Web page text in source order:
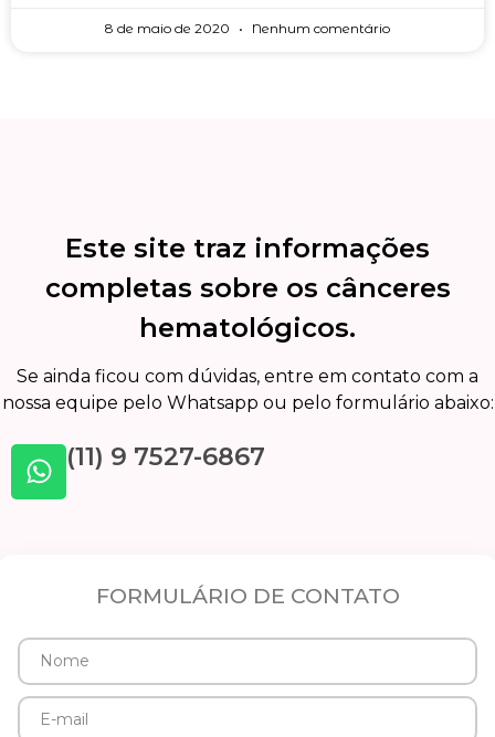
8 de maio de 2020 Nenhum comentário
Este site traz informações
completas sobre os cânceres
hematológicos.
Se ainda ficou com dúvidas, entre em contato com a
nossa equipe pelo Whatsapp ou pelo formulário abaixo:
(11) 9 7527-6867
FORMULÁRIO DE CONTATO
Nome